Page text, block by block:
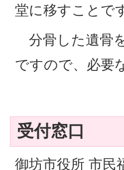
堂に移すことで
分骨した遺骨
ですので、必要
受付窓口
御坊市役所 市民